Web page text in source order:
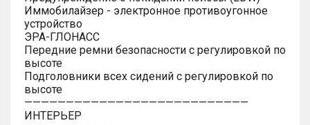
Иммобилайзер - электронное противоугонное
устройство
ЭРА-ГЛОНАСС
Передние ремни безопасности с регулировкой по
высоте
Подголовники всех сидений с регулировкой по
высоте
———————————————————————————
ИНТЕРЬЕР